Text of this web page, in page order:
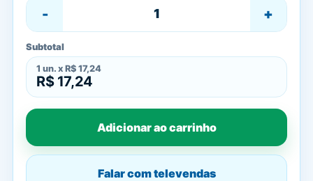
- +
Subtotal
1 un. x R$ 17,24
R$ 17,24
Adicionar ao carrinho
Falar com televendas